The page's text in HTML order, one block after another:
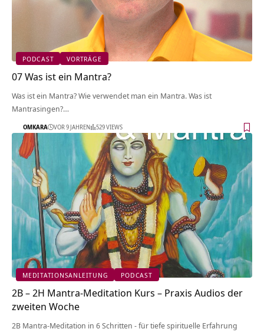
PODCAST VORTRÄGE
07 Was ist ein Mantra?
Was ist ein Mantra? Wie verwendet man ein Mantra. Was ist
Mantrasingen?…
OMKARA VOR 9 JAHREN 529 VIEWS
MEDITATIONSANLEITUNG PODCAST
2B – 2H Mantra-Meditation Kurs – Praxis Audios der
zweiten Woche
2B Mantra-Meditation in 6 Schritten - für tiefe spirituelle Erfahrung